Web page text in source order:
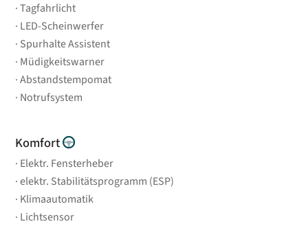
Tagfahrlicht
LED-Scheinwerfer
Spurhalte Assistent
Müdigkeitswarner
Abstandstempomat
Notrufsystem
Komfort
Elektr. Fensterheber
elektr. Stabilitätsprogramm (ESP)
Klimaautomatik
Lichtsensor